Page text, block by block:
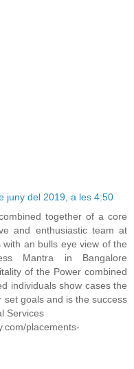
juny del 2019, a les 4:50
together of a core
and enthusiastic team at
an bulls eye view of the
Mantra in Bangalore
of the Power combined
individuals show cases the
goals and is the success
Services
placements-